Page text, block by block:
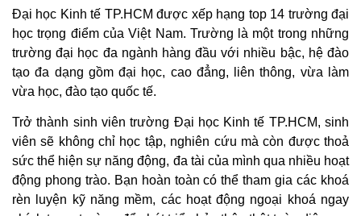
Đại học Kinh tế TP.HCM được xếp hạng top 14 trường đại
học trọng điểm của Việt Nam. Trường là một trong những
trường đại học đa ngành hàng đầu với nhiều bậc, hệ đào
tạo đa dạng gồm đại học, cao đẳng, liên thông, vừa làm
vừa học, đào tạo quốc tế.
Trở thành sinh viên trường Đại học Kinh tế TP.HCM, sinh
viên sẽ không chỉ học tập, nghiên cứu mà còn được thoả
sức thể hiện sự năng động, đa tài của mình qua nhiều hoạt
động phong trào. Bạn hoàn toàn có thể tham gia các khoá
rèn luyện kỹ năng mềm, các hoạt động ngoại khoá ngay